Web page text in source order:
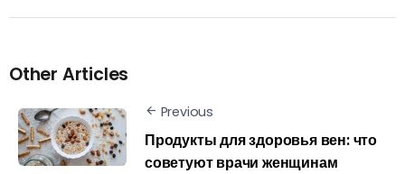
Other Articles
Previous
Продукты для здоровья вен: что
советуют врачи женщинам